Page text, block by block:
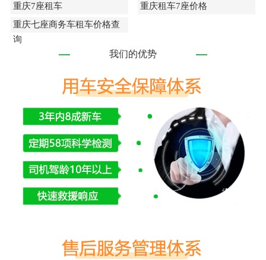
重庆7座租车
重庆租车7座价格
重庆七座商务车租车价格查
询
我们的优势